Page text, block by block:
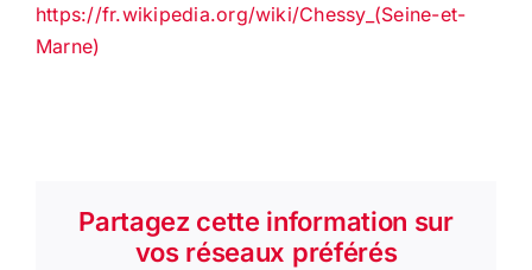
https://fr.wikipedia.org/wiki/Chessy_(Seine-et-
Marne)
Partagez cette information sur
vos réseaux préférés